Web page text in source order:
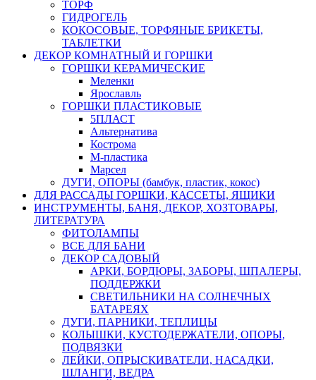
ТОРФ
ГИДРОГЕЛЬ
КОКОСОВЫЕ, ТОРФЯНЫЕ БРИКЕТЫ,
ТАБЛЕТКИ
ДЕКОР КОМНАТНЫЙ И ГОРШКИ
ГОРШКИ КЕРАМИЧЕСКИЕ
Меленки
Ярославль
ГОРШКИ ПЛАСТИКОВЫЕ
5ПЛАСТ
Альтернатива
Кострома
М-пластика
Марсел
ДУГИ, ОПОРЫ (бамбук, пластик, кокос)
ДЛЯ РАССАДЫ ГОРШКИ, КАССЕТЫ, ЯЩИКИ
ИНСТРУМЕНТЫ, БАНЯ, ДЕКОР, ХОЗТОВАРЫ,
ЛИТЕРАТУРА
ФИТОЛАМПЫ
ВСЕ ДЛЯ БАНИ
ДЕКОР САДОВЫЙ
АРКИ, БОРДЮРЫ, ЗАБОРЫ, ШПАЛЕРЫ,
ПОДДЕРЖКИ
СВЕТИЛЬНИКИ НА СОЛНЕЧНЫХ
БАТАРЕЯХ
ДУГИ, ПАРНИКИ, ТЕПЛИЦЫ
КОЛЫШКИ, КУСТОДЕРЖАТЕЛИ, ОПОРЫ,
ПОДВЯЗКИ
ЛЕЙКИ, ОПРЫСКИВАТЕЛИ, НАСАДКИ,
ШЛАНГИ, ВЕДРА